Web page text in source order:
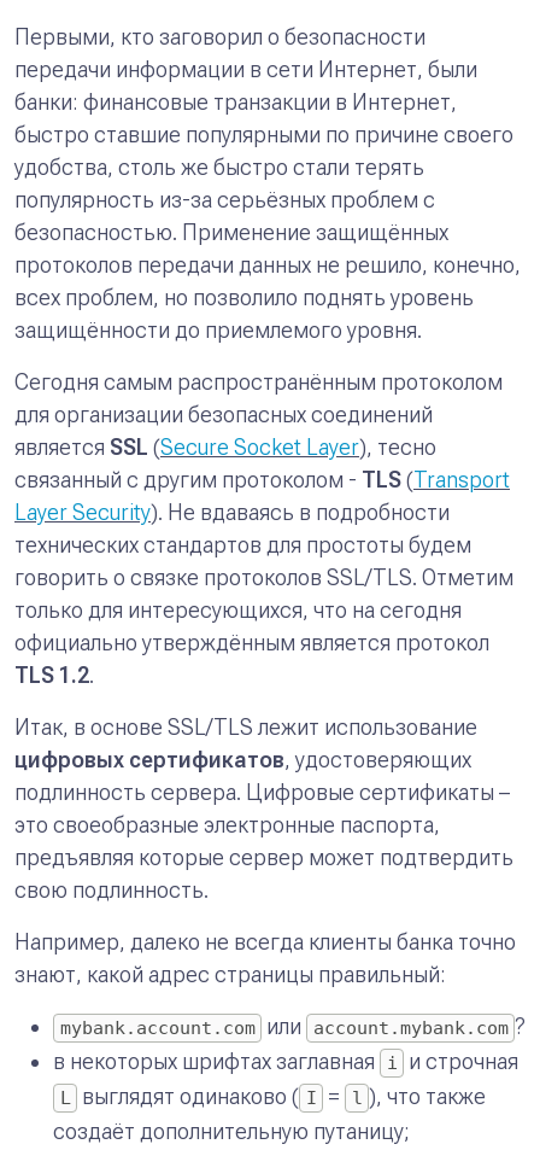
Первыми, кто заговорил о безопасности
передачи информации в сети Интернет, были
банки: финансовые транзакции в Интернет,
быстро ставшие популярными по причине своего
удобства, столь же быстро стали терять
популярность из-за серьёзных проблем с
безопасностью. Применение защищённых
протоколов передачи данных не решило, конечно,
всех проблем, но позволило поднять уровень
защищённости до приемлемого уровня.
Сегодня самым распространённым протоколом
для организации безопасных соединений
является SSL (Secure Socket Layer), тесно
связанный с другим протоколом - TLS(Transport
Layer Security). Не вдаваясь в подробности
технических стандартов для простоты будем
говорить о связке протоколов SSL/TLS. Отметим
только для интересующихся, что на сегодня
официально утверждённым является протокол
TLS 1.2.
Итак, в основе SSL/TLS лежит использование
цифровых сертификатов, удостоверяющих
подлинность сервера. Цифровые сертификаты –
это своеобразные электронные паспорта,
предъявляя которые сервер может подтвердить
свою подлинность.
Например, далеко не всегда клиенты банка точно
знают, какой адрес страницы правильный:
mybank.account.com или account.mybank.com ?
в некоторых шрифтах заглавная
i и строчная
L выглядят одинаково ( I = l ), что также
создаёт дополнительную путаницу;